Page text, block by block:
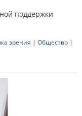
поддержки
зрения | Общество |